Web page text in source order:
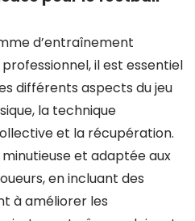
d’entraînement
il est essentiel
différents aspects du jeu
la technique
et la récupération.
et adaptée aux
en incluant des
à améliorer les